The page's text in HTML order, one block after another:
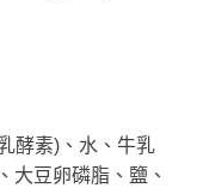
酵素)、水、牛乳
大豆卵磷脂、鹽、